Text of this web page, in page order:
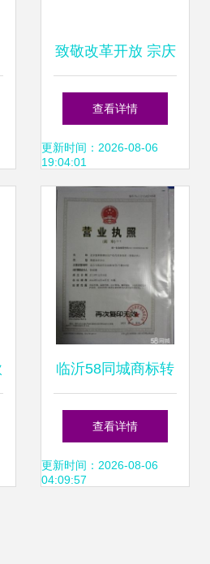
致敬改革开放 宗庆
后与娃哈哈的商标
转让实践
查看详情
更新时间：2026-08-06
19:04:01
临沂58同城商标转
让全攻略 从申请到
续展，一站式掌握
查看详情
更新时间：2026-08-06
04:09:57